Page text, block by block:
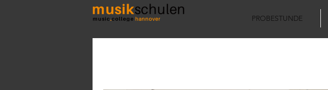
PROBESTUNDE